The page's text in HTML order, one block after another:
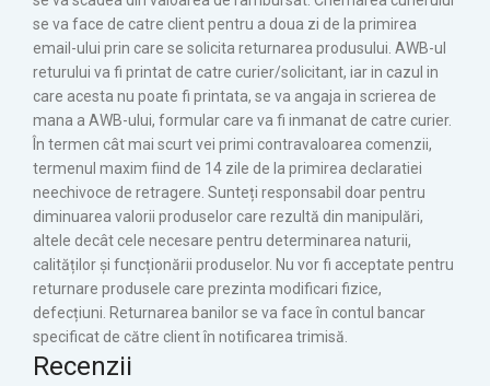
se va face de catre client pentru a doua zi de la primirea
email-ului prin care se solicita returnarea produsului. AWB-ul
returului va fi printat de catre curier/solicitant, iar in cazul in
care acesta nu poate fi printata, se va angaja in scrierea de
mana a AWB-ului, formular care va fi inmanat de catre curier.
În termen cât mai scurt vei primi contravaloarea comenzii,
termenul maxim fiind de 14 zile de la primirea declaratiei
neechivoce de retragere. Sunteți responsabil doar pentru
diminuarea valorii produselor care rezultă din manipulări,
altele decât cele necesare pentru determinarea naturii,
calităților și funcționării produselor. Nu vor fi acceptate pentru
returnare produsele care prezinta modificari fizice,
defecțiuni. Returnarea banilor se va face în contul bancar
specificat de către client în notificarea trimisă.
Recenzii